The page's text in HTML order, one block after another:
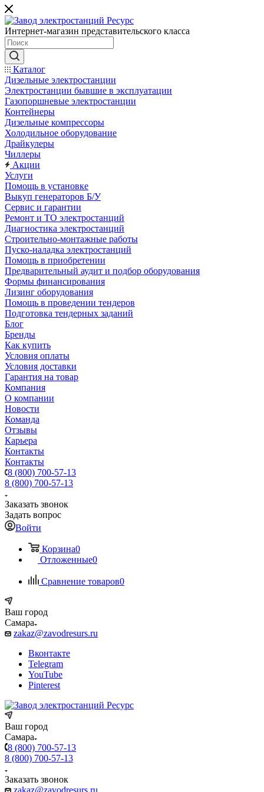
Интернет-магазин представительского класса
Каталог
Дизельные электростанции
Электростанции бывшие в эксплуатации
Газопоршневые электростанции
Контейнеры
Дизельные компрессоры
Холодильное оборудование
Драйкулеры
Чиллеры
Акции
Услуги
Помощь в установке
Выкуп генераторов Б/У
Сервис и гарантии
Ремонт и ТО электростанций
Диагностика электростанций
Строительно-монтажные работы
Пуско-наладка электростанций
Помощь в приобретении
Предварительный аудит и подбор оборудования
Формы финансирования
Лизинг оборудования
Помощь в проведении тендеров
Подготовка тендерных заданий
Блог
Бренды
Как купить
Условия оплаты
Условия доставки
Гарантия на товар
Компания
О компании
Новости
Команда
Отзывы
Карьера
Контакты
Контакты
8 (800) 700-57-13
8 (800) 700-57-13
Заказать звонок
Задать вопрос
Войти
Корзина0
Отложенные0
Сравнение товаров0
Ваш город
Самара
zakaz@zavodresurs.ru
Вконтакте
Telegram
YouTube
Pinterest
Ваш город
Самара
8 (800) 700-57-13
8 (800) 700-57-13
Заказать звонок
zakaz@zavodresurs.ru